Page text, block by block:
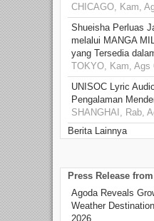
CHICAGO, Kam,
Shueisha Perluas
melalui MANGA
yang Tersedia
TOKYO, Kam, Ags
UNISOC Lyric
Pengalaman
SHANGHAI, Rab,
Berita Lainnya
Press Release
Agoda Reveals
Weather
2026